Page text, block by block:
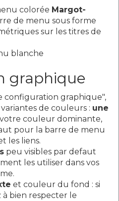
colorée Margot-
de menu sous forme
sur les titres de
blanche
graphique
configuration graphique",
de couleurs : une
votre couleur dominante,
pour la barre de menu
les liens.
peu visibles par defaut
les utiliser dans vos
et couleur du fond : si
à bien respecter le